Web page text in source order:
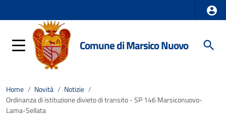
Comune di Marsico Nuovo
Home / Novità / Notizie /
Ordinanza di istituzione divieto di transito - SP 146 Marsiconuovo-
Lama-Sellata